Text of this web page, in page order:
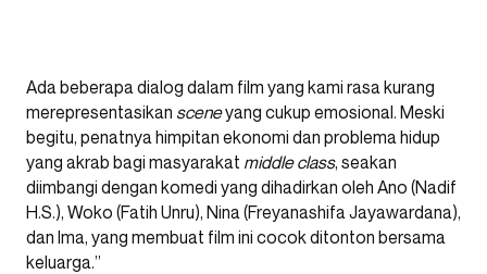
Ada beberapa dialog dalam film yang kami rasa kurang
merepresentasikan sceneyang cukup emosional. Meski
begitu, penatnya himpitan ekonomi dan problema hidup
yang akrab bagi masyarakat middle class, seakan
diimbangi dengan komedi yang dihadirkan oleh Ano (Nadif
H.S.), Woko (Fatih Unru), Nina (Freyanashifa Jayawardana),
dan Ima, yang membuat film ini cocok ditonton bersama
keluarga.”